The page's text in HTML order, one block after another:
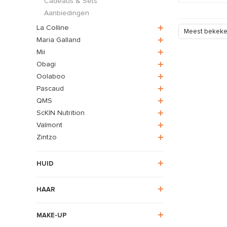
Aanbiedingen
La Colline
Maria Galland
Mii
Obagi
Oolaboo
Pascaud
QMS
ScKIN Nutrition
Valmont
Zintzo
HUID
HAAR
MAKE-UP
Meest